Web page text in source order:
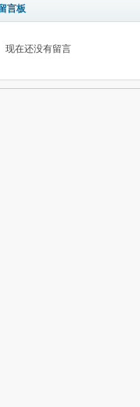
言板
现在还没有留言